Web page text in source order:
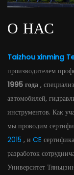
О НАС
Taizhou xinming
производителем
1995 года ,
автомобилей,
инструментов. Как
мы проводим
2015 , и CE
разработок
Университет